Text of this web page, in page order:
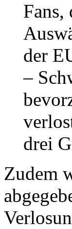
Fans,
der
–
drei
Zudem